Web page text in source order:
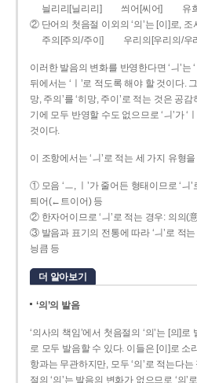
늴리리[닐리리]
씌어[씨어]
유
② 단어의 첫음절 이외의 ‘의’는 [이]로, 조
주의[주의/주이]
우리의[우리의/우
이러한 발음의 변화를 반영한다면 ‘ㅢ’는
뒤에서는 ‘ㅣ’로 적도록 해야 할 것이다.
망, 주의’를 ‘히망, 주이’로 적는 것은 공
기에 모두 반영할 수도 없으므로 ‘ㅢ’가 ‘
것이다.
이 조항에서는 ‘ㅢ’로 적는 세 가지 유형
① 모음 ‘ㅡ, ㅣ’가 줄어든 형태이므로 ‘
틔어(←트이어) 등
② 한자어이므로 ‘ㅢ’로 적는 경우: 의의(
③ 발음과 표기의 전통에 따라 ‘ㅢ’로 적
닁큼 등
더 알아보기
‘의’의 발음
‘의사의 책임’에서 첫음절의 ‘의’는 [의]로
로 모두 발음할 수 있다. 이들은 [이]로 소
항과는 무관하지만, 모두 ‘의’로 적는다
절의 ‘의’는 발음의 변화가 없으므로 ‘의’